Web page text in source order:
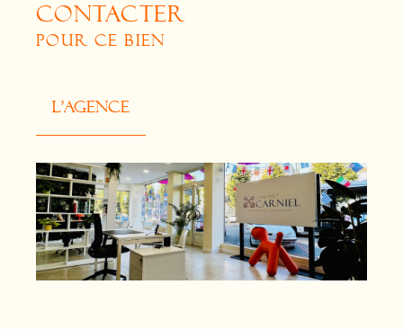
CONTACTER
POUR CE BIEN
L'agence